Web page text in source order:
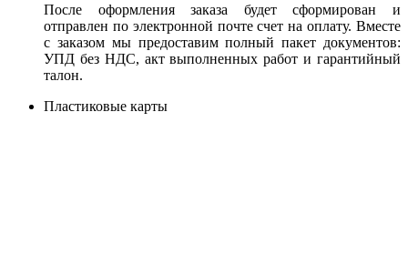
После оформления заказа будет сформирован и
отправлен по электронной почте счет на оплату. Вместе
с заказом мы предоставим полный пакет документов:
УПД без НДС, акт выполненных работ и гарантийный
талон.
Пластиковые карты